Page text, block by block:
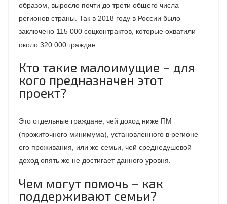
образом, выросло почти до трети общего числа
регионов страны. Так в 2018 году в России было
заключено 115 000 соцконтрактов, которые охватили
около 320 000 граждан.
Кто такие малоимущие – для
кого предназначен этот
проект?
Это отдельные граждане, чей доход ниже ПМ
(прожиточного минимума), установленного в регионе
его проживания, или же семьи, чей среднедушевой
доход опять же не достигает данного уровня.
Чем могут помочь – как
поддерживают семьи?